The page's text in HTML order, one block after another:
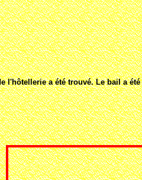
l'hôtellerie a été trouvé. Le bail a